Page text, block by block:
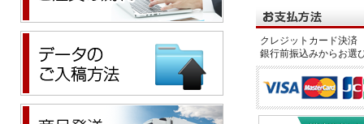
クレジットカード決
銀行前振込みからお選